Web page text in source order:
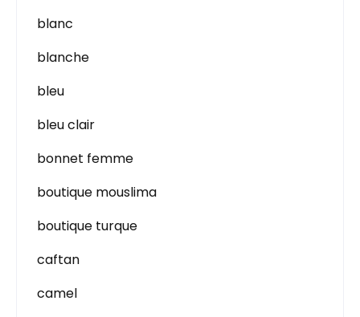
blanc
blanche
bleu
bleu clair
bonnet femme
boutique mouslima
boutique turque
caftan
camel